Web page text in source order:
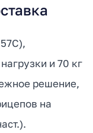
и 70 кг
решение,
на